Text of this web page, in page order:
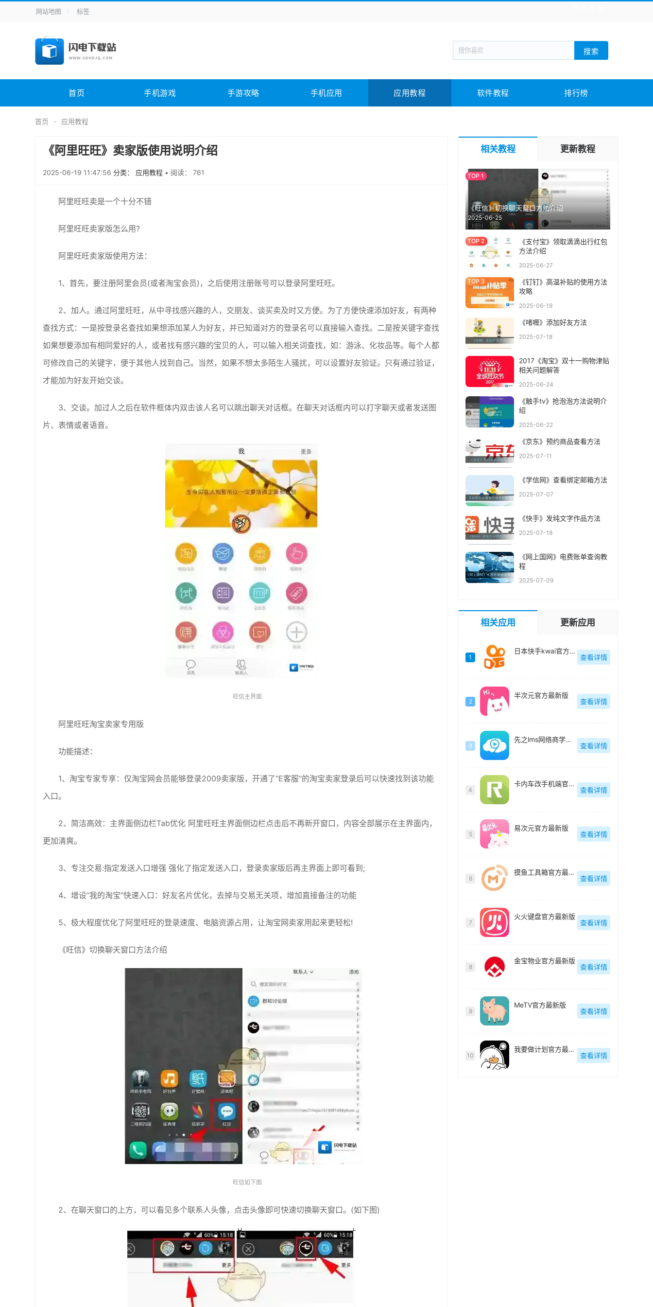
手机应用 新闻阅读 旅游出行 生活实用
手机游戏 H5游戏 回合网游 战棋游戏 枪战射击
电脑软件 其它类别 图形软件 安全相关 应用软件 影音软件 插件下载 教育教学 游戏娱乐 系统软件 素材下载
未分类 综合其它
网站地图 标签
搜索
首页 手机游戏 手游攻略 手机应用 应用教程 软件教程 排行榜
首页 应用教程
《阿里旺旺》卖家版使用说明介绍
2025-06-19 11:47:56 分类： 应用教程 • 阅读： 761
阿里旺旺卖是一个十分不错
阿里旺旺卖家版怎么用?
阿里旺旺卖家版使用方法：
1、首先，要注册阿里会员(或者淘宝会员)，之后使用注册账号可以登录阿里旺旺。
2、加人。通过阿里旺旺，从中寻找感兴趣的人，交朋友、谈买卖及时又方便。为了方便快速添加好友，有两种
查找方式：一是按登录名查找如果想添加某人为好友，并已知道对方的登录名可以直接输入查找。二是按关键字查找
如果想要添加有相同爱好的人，或者找有感兴趣的宝贝的人，可以输入相关词查找，如：游泳、化妆品等。每个人都
可修改自己的关键字，便于其他人找到自己。当然，如果不想太多陌生人骚扰，可以设置好友验证。只有通过验证，
才能加为好友开始交谈。
3、交谈。加过人之后在软件框体内双击该人名可以跳出聊天对话框。在聊天对话框内可以打字聊天或者发送图
片、表情或者语音。
旺信主界面
阿里旺旺淘宝卖家专用版
功能描述：
1、淘宝专家专享：仅淘宝网会员能够登录2009卖家版，开通了“E客服”的淘宝卖家登录后可以快速找到该功能
入口。
2、简洁高效：主界面侧边栏Tab优化 阿里旺旺主界面侧边栏点击后不再新开窗口，内容全部展示在主界面内，
更加清爽。
3、专注交易:指定发送入口增强 强化了指定发送入口，登录卖家版后再主界面上即可看到;
4、增设“我的淘宝”快速入口：好友名片优化，去掉与交易无关项，增加直接备注的功能
5、极大程度优化了阿里旺旺的登录速度、电脑资源占用，让淘宝网卖家用起来更轻松!
《旺信》切换聊天窗口方法介绍
旺信如下图
2、在聊天窗口的上方，可以看见多个联系人头像，点击头像即可快速切换聊天窗口。(如下图)
相关教程 更新教程
《旺信》切换聊天窗口方法介绍
2025-06-25
《支付宝》领取滴滴出行红包
方法介绍
2025-06-27
《钉钉》高温补贴的使用方法
攻略
2025-06-19
《啫喱》添加好友方法
2025-07-18
2017《淘宝》双十一购物津贴
相关问题解答
2025-06-24
《触手tv》抢泡泡方法说明介
绍
2025-06-22
《京东》预约商品查看方法
2025-07-11
《学信网》查看绑定邮箱方法
2025-07-07
《快手》发纯文字作品方法
2025-07-18
《网上国网》电费账单查询教
程
2025-07-09
相关应用 更新应用
1
日本快手kwai官方最新版
查看详情
2
半次元官方最新版
查看详情
3
先之lms网络商学院最新版
查看详情
4
卡内车改手机端官方最新版
查看详情
5
易次元官方最新版
查看详情
6
摸鱼工具箱官方最新版
查看详情
7
火火键盘官方最新版
查看详情
8
金宝物业官方最新版
查看详情
9
MeTV官方最新版
查看详情
10
我要做计划官方最新版
查看详情